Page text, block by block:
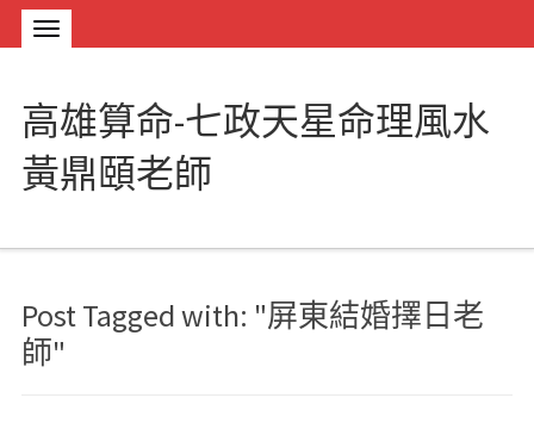
高雄算命-七政天星命理風水
黃鼎頤老師
Post Tagged with: "屏東結婚擇日老
師"